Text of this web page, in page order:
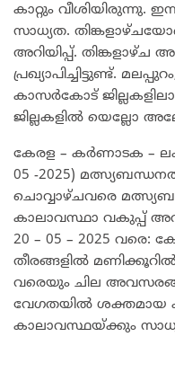
കാറ്റും വീശിയിരുന്നു.
സാധ്യത.
അറിയിപ്പ്. തിങ്കളാഴ്ച
പ്രഖ്യാപിച്ചിട്ടുണ്ട്.
കാസർകോട്
ജില്ലകളിൽ യെല്ലോ
കേരള – കർണാടക –
05 -2025)
ചൊവ്വാഴ്ചവരെ
കാലാവസ്ഥാ വകുപ്പ്
20 – 05 – 2025 വരെ:
തീരങ്ങളിൽ
വരെയും ചില
വേഗതയിൽ ശക്തമായ
കാലാവസ്ഥയ്ക്കും